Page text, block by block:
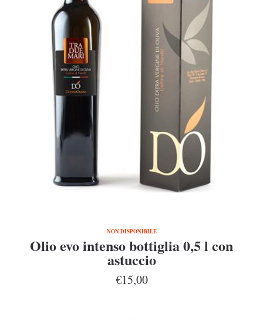
NON DISPONIBILE
Olio evo intenso bottiglia 0,5 l con
astuccio
€15,00